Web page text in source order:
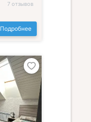
7 отзывов
Подробнее